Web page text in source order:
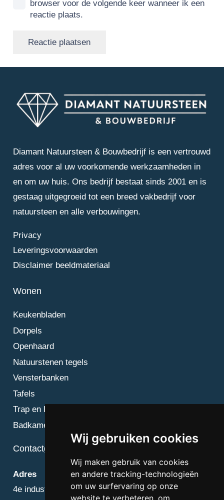
Wij gebruiken cookies
Wij maken gebruik van cookies
en andere tracking-technologieën
om uw surfervaring op onze
website te verbeteren, om
browser voor de volgende keer wanneer ik een
reactie plaats.
Reactie plaatsen
Diamant Natuursteen & Bouwbedrijf is een vertrouwd
adres voor al uw voorkomende werkzaamheden in
en om uw huis. Ons bedrijf bestaat sinds 2001 en is
gestaag uitgegroeid tot een breed vakbedrijf voor
natuursteen en alle verbouwingen.
Privacy
Leveringsvoorwaarden
Disclaimer beeldmateriaal
Wonen
Keukenbladen
Dorpels
Openhaard
Natuurstenen tegels
Vensterbanken
Tafels
Trap en Bordes
Badkamer
Contactgegevens
Adres
4e industriestraat 25